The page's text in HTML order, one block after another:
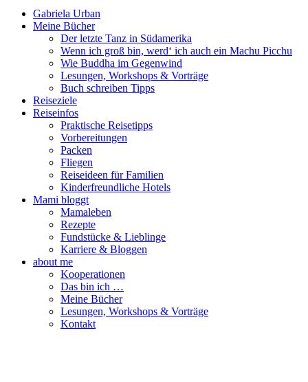
Gabriela Urban
Meine Bücher
Der letzte Tanz in Südamerika
Wenn ich groß bin, werd‘ ich auch ein Machu Picchu
Wie Buddha im Gegenwind
Lesungen, Workshops & Vorträge
Buch schreiben Tipps
Reiseziele
Reiseinfos
Praktische Reisetipps
Vorbereitungen
Packen
Fliegen
Reiseideen für Familien
Kinderfreundliche Hotels
Mami bloggt
Mamaleben
Rezepte
Fundstücke & Lieblinge
Karriere & Bloggen
about me
Kooperationen
Das bin ich …
Meine Bücher
Lesungen, Workshops & Vorträge
Kontakt